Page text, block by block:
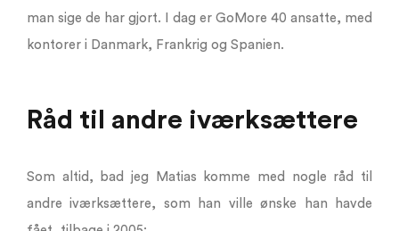
man sige de har gjort. I dag er GoMore 40 ansatte, med
kontorer i Danmark, Frankrig og Spanien.
Råd til andre iværksættere
Som altid, bad jeg Matias komme med nogle råd til
andre iværksættere, som han ville ønske han havde